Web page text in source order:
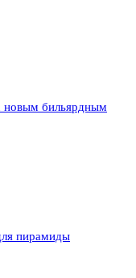
новым бильярдным
пирамиды